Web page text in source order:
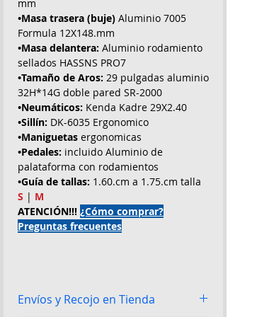
mm
•Masa trasera (buje) Aluminio 7005
Formula 12X148.mm
•Masa delantera: Aluminio rodamiento
sellados HASSNS PRO7
•Tamaño de Aros: 29 pulgadas aluminio
32H*14G doble pared SR-2000
•Neumáticos: Kenda Kadre 29X2.40
•Sillín: DK-6035 Ergonomico
•Maniguetas ergonomicas
•Pedales: incluido Aluminio de
palataforma con rodamientos
•Guía de tallas: 1.60.cm a 1.75.cm talla
S | M
ATENCIÓN!!! ¿Cómo comprar?
Preguntas frecuentes
Envíos y Recojo en Tienda